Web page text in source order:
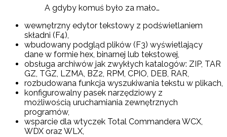
A gdyby komuś było za mało…
wewnętrzny edytor tekstowy z podświetlaniem
składni (F4),
wbudowany podgląd plików (F3) wyświetlający
dane w formie hex, binarnej lub tekstowej,
obsługa archiwów jak zwykłych katalogów: ZIP, TAR
GZ, TGZ, LZMA, BZ2, RPM, CPIO, DEB, RAR,
rozbudowana funkcja wyszukiwania tekstu w plikach,
konfigurowalny pasek narzędziowy z
możliwością uruchamiania zewnętrznych
programów,
wsparcie dla wtyczek Total Commandera WCX,
WDX oraz WLX,